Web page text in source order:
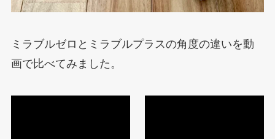
ミラブルゼロとミラブルプラスの角度の違いを動
画で比べてみました。